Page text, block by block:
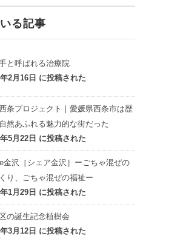
る記事
と呼ばれる治療院
2月16日 に投稿された
条プロジェクト｜愛媛県西条市は歴
然あふれる魅力的な街だった
5月22日 に投稿された
金沢［シェア金沢］ーごちゃ混ぜの
り、ごちゃ混ぜの福祉ー
1月29日 に投稿された
の誕生記念植樹会
3月12日 に投稿された